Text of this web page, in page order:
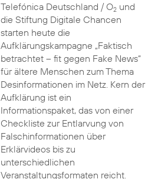
Telefónica Deutschland / O2und
die Stiftung Digitale Chancen
starten heute die
Aufklärungskampagne „Faktisch
betrachtet – fit gegen Fake News“
für ältere Menschen zum Thema
Desinformationen im Netz. Kern der
Aufklärung ist ein
Informationspaket, das von einer
Checkliste zur Entlarvung von
Falschinformationen über
Erklärvideos bis zu
unterschiedlichen
Veranstaltungsformaten reicht.